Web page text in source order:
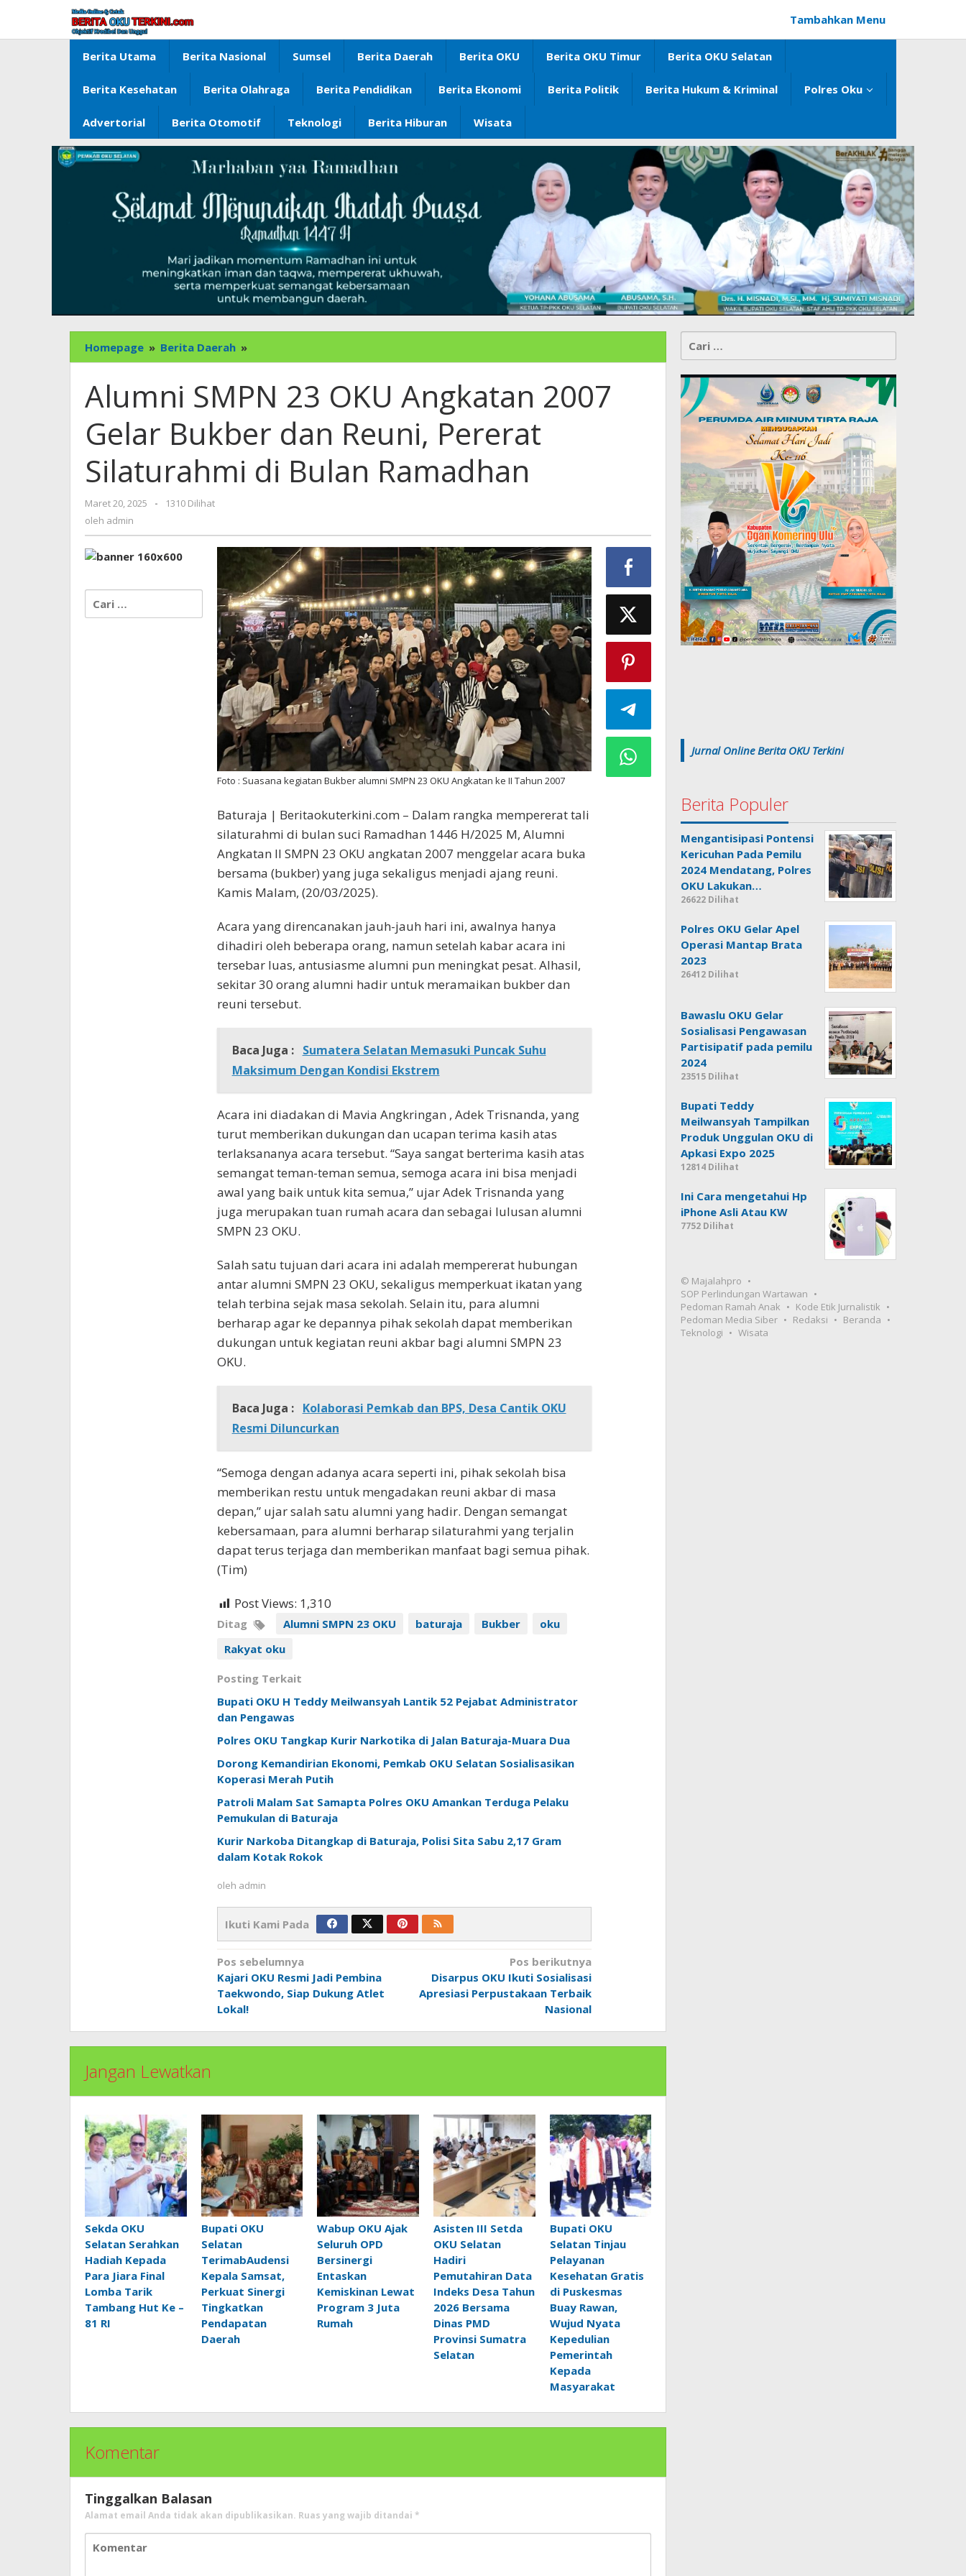
konten
Tambahkan Menu
Berita Utama Berita Nasional Sumsel Berita Daerah Berita OKU Berita OKU Timur Berita OKU Selatan
Berita Kesehatan Berita Olahraga Berita Pendidikan Berita Ekonomi Berita Politik Berita Hukum & Kriminal Polres Oku
Advertorial Berita Otomotif Teknologi Berita Hiburan Wisata
Homepage » Berita Daerah »
SMPN
OKU
Angkatan
2007
Gelar
Bukber
dan
di
Bulan
Ramadhan
Alumni SMPN 23 OKU Angkatan 2007
Gelar Bukber dan Reuni, Pererat
Silaturahmi di Bulan Ramadhan
Maret 20, 2025
oleh
-
1310 Dilihat
oleh admin
untuk:
Foto : Suasana kegiatan Bukber alumni SMPN 23 OKU Angkatan ke II Tahun 2007
Baturaja | Beritaokuterkini.com – Dalam rangka mempererat tali
silaturahmi di bulan suci Ramadhan 1446 H/2025 M, Alumni
Angkatan II SMPN 23 OKU angkatan 2007 menggelar acara buka
bersama (bukber) yang juga sekaligus menjadi ajang reuni.
Kamis Malam, (20/03/2025).
Acara yang direncanakan jauh-jauh hari ini, awalnya hanya
dihadiri oleh beberapa orang, namun setelah kabar acara ini
tersebar luas, antusiasme alumni pun meningkat pesat. Alhasil,
sekitar 30 orang alumni hadir untuk meramaikan bukber dan
reuni tersebut.
Baca Juga : Sumatera Selatan Memasuki Puncak Suhu
Maksimum Dengan Kondisi Ekstrem
Acara ini diadakan di Mavia Angkringan , Adek Trisnanda, yang
turut memberikan dukungan dan ucapan terima kasih atas
terlaksananya acara tersebut. “Saya sangat berterima kasih atas
semangat teman-teman semua, semoga acara ini bisa menjadi
awal yang baik untuk kita semua,” ujar Adek Trisnanda yang
juga merupakan tuan rumah acara dan sebagai lulusan alumni
SMPN 23 OKU.
Salah satu tujuan dari acara ini adalah mempererat hubungan
antar alumni SMPN 23 OKU, sekaligus memperkuat ikatan yang
telah terbina sejak masa sekolah. Selain itu, para alumni
berharap agar ke depannya pihak sekolah dapat memberikan
dukungan untuk kegiatan reuni akbar bagi alumni SMPN 23
OKU.
Baca Juga : Kolaborasi Pemkab dan BPS, Desa Cantik OKU
Resmi Diluncurkan
“Semoga dengan adanya acara seperti ini, pihak sekolah bisa
memberikan restu untuk mengadakan reuni akbar di masa
depan,” ujar salah satu alumni yang hadir. Dengan semangat
kebersamaan, para alumni berharap silaturahmi yang terjalin
dapat terus terjaga dan memberikan manfaat bagi semua pihak.
(Tim)
Post Views: 1,310
Ditag Alumni SMPN 23 OKU baturaja Bukber
oku
Rakyat oku
Posting Terkait
Bupati OKU H Teddy Meilwansyah Lantik 52 Pejabat Administrator
dan Pengawas
Polres OKU Tangkap Kurir Narkotika di Jalan Baturaja-Muara Dua
Dorong Kemandirian Ekonomi, Pemkab OKU Selatan Sosialisasikan
Koperasi Merah Putih
Patroli Malam Sat Samapta Polres OKU Amankan Terduga Pelaku
Pemukulan di Baturaja
Kurir Narkoba Ditangkap di Baturaja, Polisi Sita Sabu 2,17 Gram
dalam Kotak Rokok
oleh admin
Ikuti Kami Pada
Navigasi
pos
Pos sebelumnya
Kajari OKU Resmi Jadi Pembina
Taekwondo, Siap Dukung Atlet
Lokal!
Pos berikutnya
Disarpus OKU Ikuti Sosialisasi
Apresiasi Perpustakaan Terbaik
Nasional
Jangan Lewatkan
Sekda OKU
Selatan Serahkan
Hadiah Kepada
Para Jiara Final
Lomba Tarik
Tambang Hut Ke –
81 RI
Bupati OKU
Selatan
TerimabAudensi
Kepala Samsat,
Perkuat Sinergi
Tingkatkan
Pendapatan
Daerah
Wabup OKU Ajak
Seluruh OPD
Bersinergi
Entaskan
Kemiskinan Lewat
Program 3 Juta
Rumah
Asisten III Setda
OKU Selatan
Hadiri
Pemutahiran Data
Indeks Desa Tahun
2026 Bersama
Dinas PMD
Provinsi Sumatra
Selatan
Bupati OKU
Selatan Tinjau
Pelayanan
Kesehatan Gratis
di Puskesmas
Buay Rawan,
Wujud Nyata
Kepedulian
Pemerintah
Kepada
Masyarakat
Komentar
Tinggalkan Balasan
Alamat email Anda tidak akan dipublikasikan. Ruas yang wajib ditandai *
untuk:
Jurnal Online Berita OKU Terkini
Berita Populer
Mengantisipasi Pontensi
Kericuhan Pada Pemilu
2024 Mendatang, Polres
OKU Lakukan…
26622 Dilihat
Polres OKU Gelar Apel
Operasi Mantap Brata
2023
26412 Dilihat
Bawaslu OKU Gelar
Sosialisasi Pengawasan
Partisipatif pada pemilu
2024
23515 Dilihat
Bupati Teddy
Meilwansyah Tampilkan
Produk Unggulan OKU di
Apkasi Expo 2025
12814 Dilihat
Ini Cara mengetahui Hp
iPhone Asli Atau KW
7752 Dilihat
© Majalahpro
SOP Perlindungan Wartawan
Pedoman Ramah Anak
Kode Etik Jurnalistik
Pedoman Media Siber
Redaksi
Beranda
Teknologi
Wisata